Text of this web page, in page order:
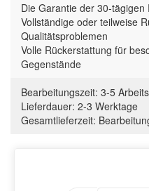
Die Garantie der 30-tägigen
Vollständige oder teilweise
Qualitätsproblemen
Volle Rückerstattung für
Gegenstände
Bearbeitungszeit: 3-5
Lieferdauer: 2-3 Werktage
Gesamtlieferzeit: